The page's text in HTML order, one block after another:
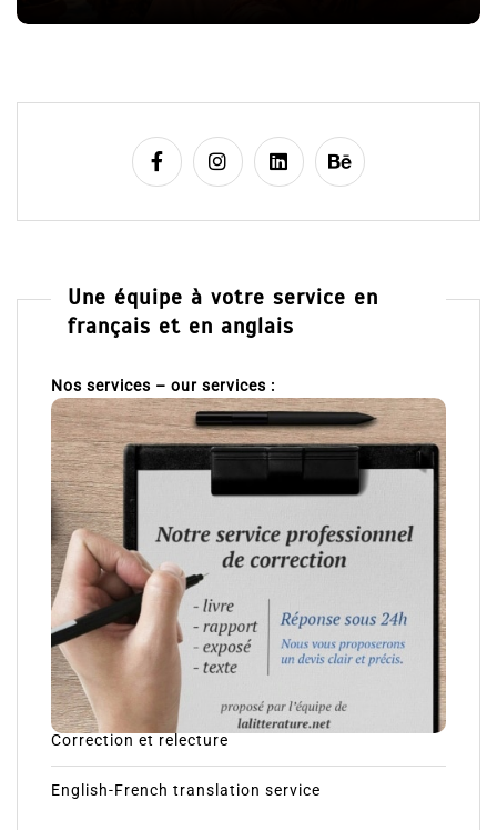
Une équipe à votre service en
français et en anglais
Nos services – our services :
Correction et relecture
English-French translation service